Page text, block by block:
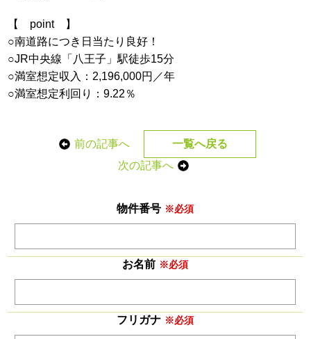
【 point 】
○南道路につき日当たり良好！
○JR中央線「八王子」駅徒歩15分
○満室想定収入：2,196,000円／年
○満室想定利回り：9.22％
前の記事へ
一覧へ戻る
次の記事へ
物件番号 ※必須
お名前 ※必須
フリガナ ※必須